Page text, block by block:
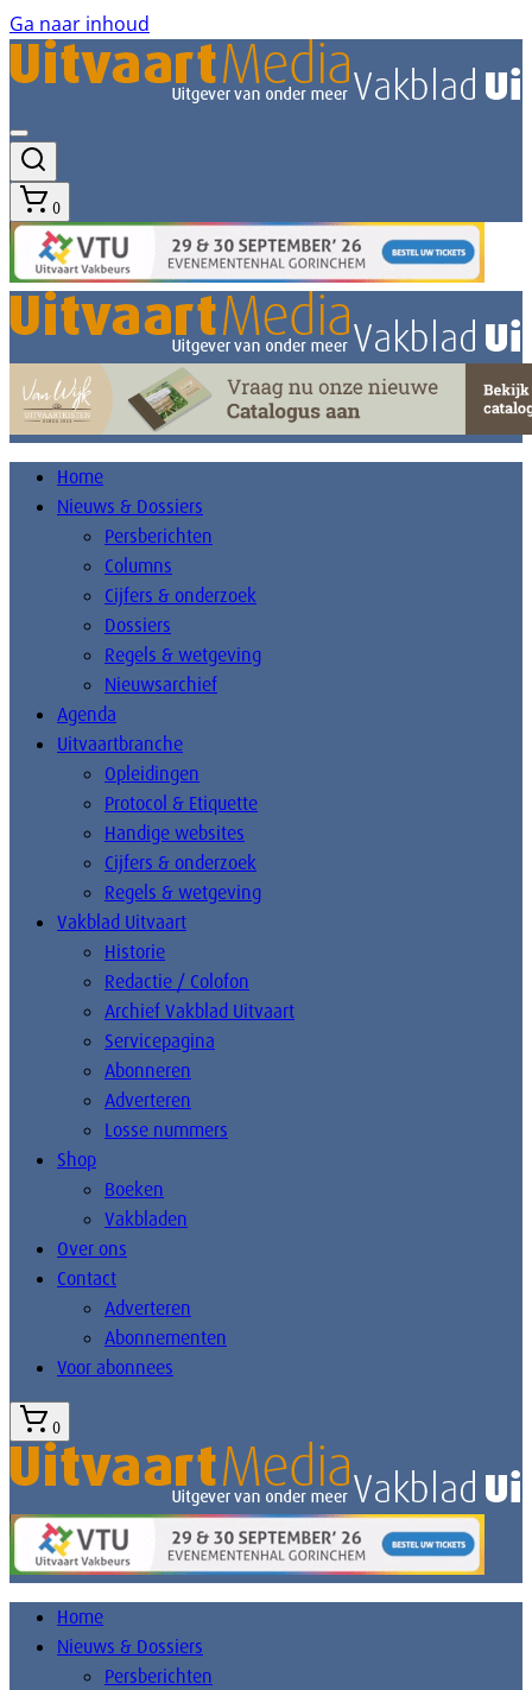
Ga naar inhoud
0
Home
Nieuws & Dossiers
Persberichten
Columns
Cijfers & onderzoek
Dossiers
Regels & wetgeving
Nieuwsarchief
Agenda
Uitvaartbranche
Opleidingen
Protocol & Etiquette
Handige websites
Cijfers & onderzoek
Regels & wetgeving
Vakblad Uitvaart
Historie
Redactie / Colofon
Archief Vakblad Uitvaart
Servicepagina
Abonneren
Adverteren
Losse nummers
Shop
Boeken
Vakbladen
Over ons
Contact
Adverteren
Abonnementen
Voor abonnees
0
Home
Nieuws & Dossiers
Persberichten